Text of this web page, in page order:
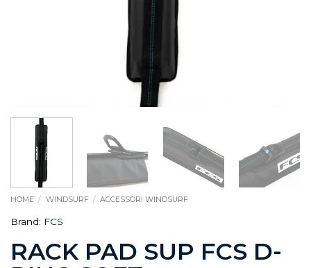
HOME / WINDSURF / ACCESSORI WINDSURF
Brand: FCS
RACK PAD SUP FCS D-